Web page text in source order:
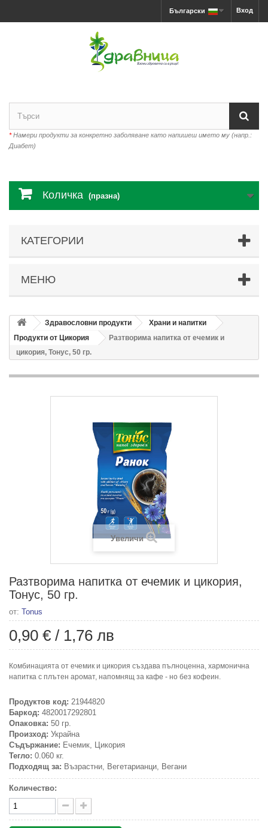
Вход
Български
*Намери продукти за конкретно заболяване като напишеш името му (напр.:
Диабет)
Количка (празна)
КАТЕГОРИИ
МЕНЮ
Здравословни продукти
Храни и напитки
Продукти от Цикория
Разтворима напитка от ечемик и
цикория, Тонус, 50 гр.
Увеличи
Разтворима напитка от ечемик и цикория,
Тонус, 50 гр.
от: Tonus
0,90 € / 1,76 лв
Комбинацията от ечемик и цикория създава пълноценна, хармонична
напитка с плътен аромат, напомнящ за кафе - но без кофеин.
Продуктов код: 21944820
Баркод: 4820017292801
Опаковка: 50 гр.
Произход: Украйна
Съдържание: Ечемик, Цикория
Тегло: 0.060 кг.
Подходящ за: Възрастни, Вегетарианци, Вегани
Количество: